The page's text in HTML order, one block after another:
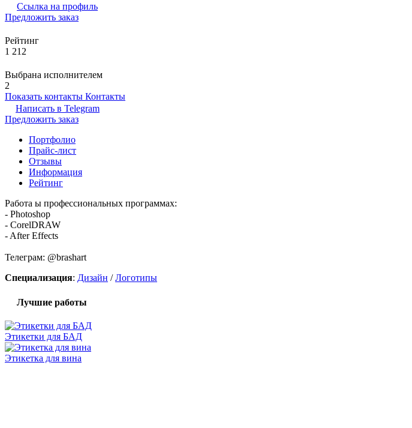
Ссылка на профиль
Предложить заказ
Рейтинг
1 212
Выбрана исполнителем
2
Показать контакты Контакты
Написать в Telegram
Предложить заказ
Портфолио
Прайс-лист
Отзывы
Информация
Рейтинг
Работа ы профессиональных программах:
- Photoshop
- CorelDRAW
- After Effects
Телеграм: @brashart
Специализация: Дизайн /Логотипы
Лучшие работы
Этикетки для БАД
Этикетка для вина